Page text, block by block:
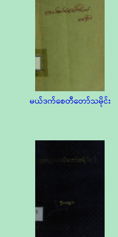
မယ်ဒက်စေတီတော်သမိုင်း